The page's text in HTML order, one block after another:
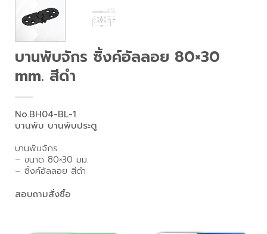
บานพับจักร ซิ้งค์อัลลอย 80×30
mm. สีดำ
No.BH04-BL-1
บานพับ บานพับประตู
บานพับจักร
– ขนาด 80×30 มม.
– ซิ้งค์อัลลอย สีดำ
สอบถามสั่งซื้อ